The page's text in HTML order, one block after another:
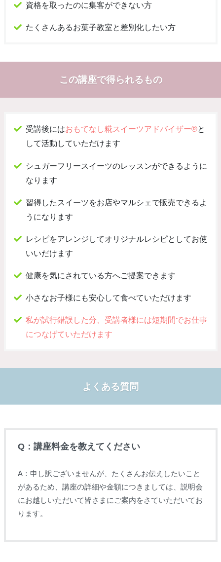
資格を取ったのに集客ができない方
たくさんあるお菓子教室と差別化したい方
この講座で得られるもの
受講後にはおもてなし糀スイーツアドバイザー®︎と
して活動していただけます
シュガーフリースイーツのレッスンができるように
なります
習得したスイーツをお店やマルシェで販売できるよ
うになります
レシピをアレンジしてオリジナルレシピとしてお使
いいだけます
健康を気にされている方へご提案できます
小さなお子様にも安心して食べていただけます
私が試行錯誤した分、受講者様には短期間でお仕事
につなげていただけます
よくある質問
Q：講座料金を教えてください
A：申し訳ございませんが、たくさんお伝えしたいこと
があるため、講座の詳細や金額につきましては、説明会
にお越しいただいて皆さまにご案内をさていただいてお
ります。